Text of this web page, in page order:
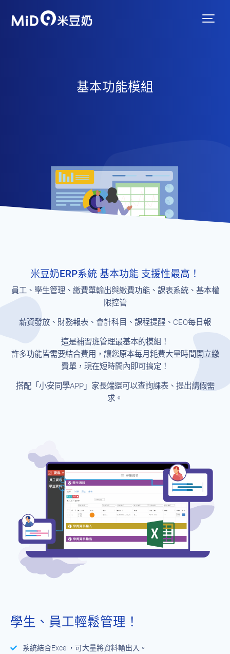
基本功能模組
米豆奶ERP系統 基本功能 支援性最高！
員工、學生管理、繳費單輸出與繳費功能、課表系統、基本權
限控管
薪資發放、財務報表、會計科目、課程提醒、CEO每日報
這是補習班管理最基本的模組！
許多功能皆需要結合費用，讓您原本每月耗費大量時間開立繳
費單，現在短時間內即可搞定！
搭配「小安同學APP」家長端還可以查詢課表、提出請假需
求。
學生、員工輕鬆管理！
系統結合Excel，可大量將資料輸出入。